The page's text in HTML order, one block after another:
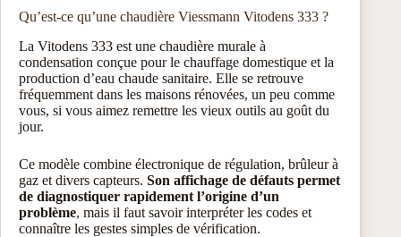
Qu’est-ce qu’une chaudière Viessmann Vitodens 333 ?
La Vitodens 333 est une chaudière murale à
condensation conçue pour le chauffage domestique et la
production d’eau chaude sanitaire. Elle se retrouve
fréquemment dans les maisons rénovées, un peu comme
vous, si vous aimez remettre les vieux outils au goût du
jour.
Ce modèle combine électronique de régulation, brûleur à
gaz et divers capteurs. Son affichage de défauts permet
de diagnostiquer rapidement l’origine d’un
problème, mais il faut savoir interpréter les codes et
connaître les gestes simples de vérification.